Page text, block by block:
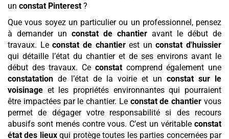
un constat Pinterest ?
Que vous soyez un particulier ou un professionnel, pensez
à demander un constat de chantier avant le début de
travaux. Leconstat de chantierest unconstat d'huissier
qui détaille l’état du chantier et de ses environs avant le
début des travaux. Ce constatcomprend également une
constatation de l’état de la voirie et un constat sur le
voisinage et les propriétés environnantes qui pourraient
être impactées par le chantier. Le constat de chantier vous
permet de dégager votre responsabilité si des recours
abusifs sont menés contre vous. C’est un véritable constat
état des lieuxqui protège toutes les parties concernées par